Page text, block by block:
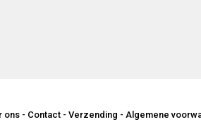
ons- Contact- Verzending - Algemene